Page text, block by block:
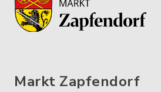
Markt Zapfendorf